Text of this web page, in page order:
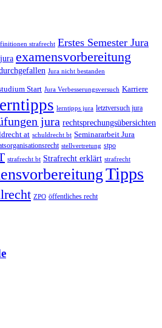
strafrecht Erstes Semester Jura
examensvorbereitung
Jura nicht bestanden
Start Jura Verbesserungsversuch Karriere
lerntipps jura letztversuch jura
jura rechtsprechungsübersichten
at schuldrecht bt Seminararbeit Jura
stellvertretung stpo
strafrecht bt Strafrecht erklärt strafrecht
Tipps
ZPO öffentliches recht